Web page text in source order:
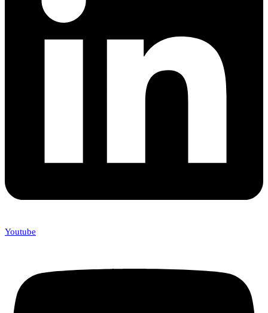
Youtube